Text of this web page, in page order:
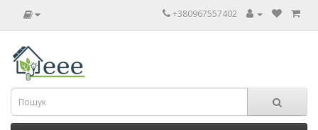
+380967557402